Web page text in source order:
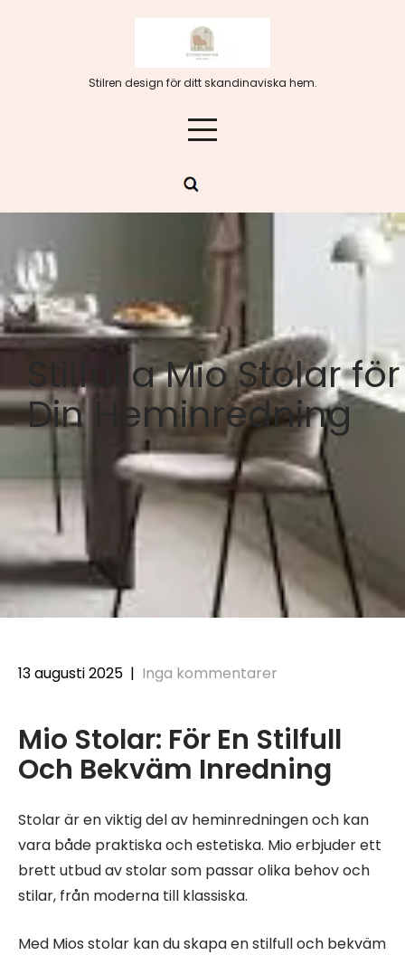
Stilren design för ditt skandinaviska hem.
Stilfulla Mio Stolar för
Din Heminredning
13 augusti 2025 | Inga kommentarer
Mio Stolar: För En Stilfull
Och Bekväm Inredning
Stolar är en viktig del av heminredningen och kan
vara både praktiska och estetiska. Mio erbjuder ett
brett utbud av stolar som passar olika behov och
stilar, från moderna till klassiska.
Med Mios stolar kan du skapa en stilfull och bekväm